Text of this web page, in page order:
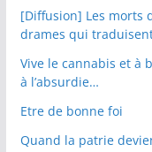
[Diffusion] Les morts
drames qui
Vive le cannabis et à
à l’absurdie…
Etre de bonne foi
Quand la patrie